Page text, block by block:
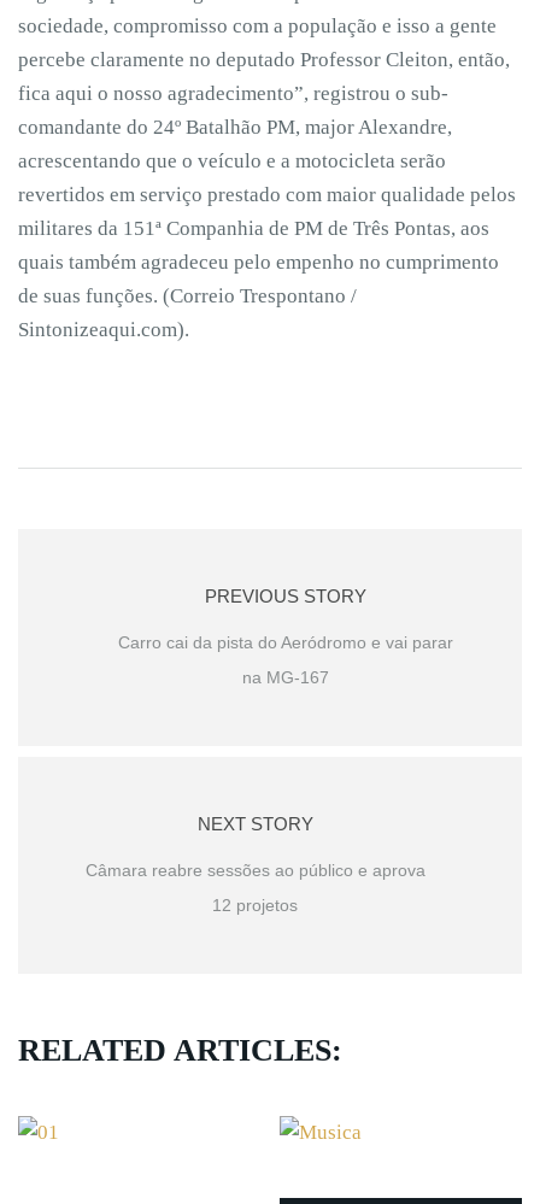
sociedade, compromisso com a população e isso a gente
percebe claramente no deputado Professor Cleiton, então,
fica aqui o nosso agradecimento”, registrou o sub-
comandante do 24º Batalhão PM, major Alexandre,
acrescentando que o veículo e a motocicleta serão
revertidos em serviço prestado com maior qualidade pelos
militares da 151ª Companhia de PM de Três Pontas, aos
quais também agradeceu pelo empenho no cumprimento
de suas funções. (Correio Trespontano /
Sintonizeaqui.com).
PREVIOUS STORY
Carro cai da pista do Aeródromo e vai parar
na MG-167
NEXT STORY
Câmara reabre sessões ao público e aprova
12 projetos
RELATED ARTICLES: